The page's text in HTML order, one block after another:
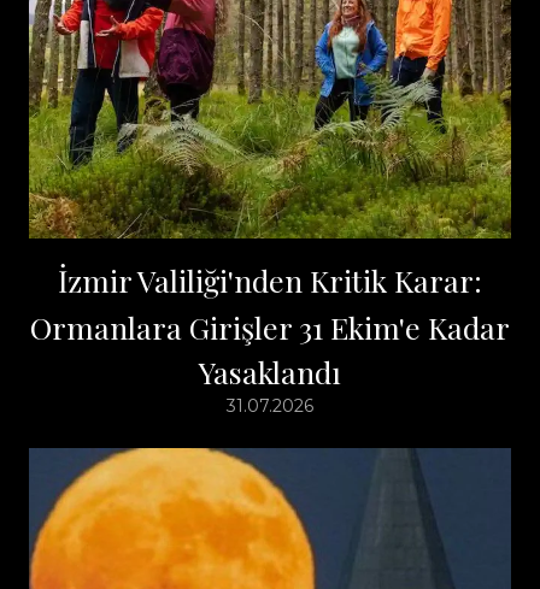
İzmir Valiliği'nden Kritik Karar:
Ormanlara Girişler 31 Ekim'e Kadar
Yasaklandı
31.07.2026